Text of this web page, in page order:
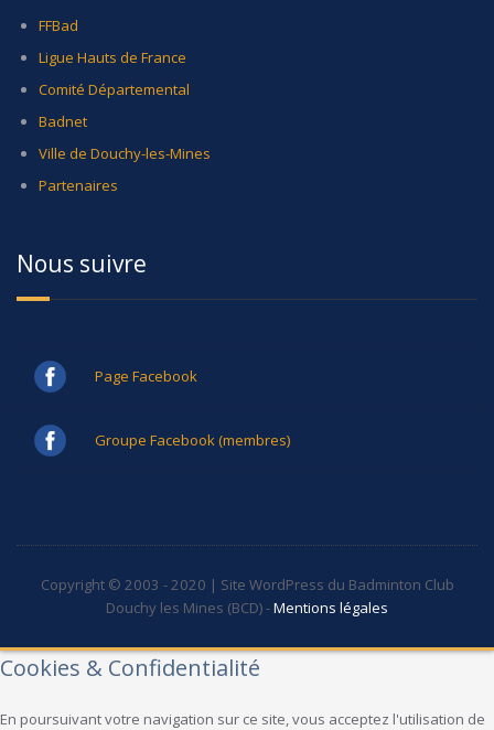
FFBad
Ligue Hauts de France
Comité Départemental
Badnet
Ville de Douchy-les-Mines
Partenaires
Nous suivre
Page Facebook
Groupe Facebook (membres)
Copyright © 2003 - 2020 | Site WordPress du Badminton Club
Douchy les Mines (BCD) -Mentions légales
Cookies & Confidentialité
En poursuivant votre navigation sur ce site, vous acceptez l'utilisation de